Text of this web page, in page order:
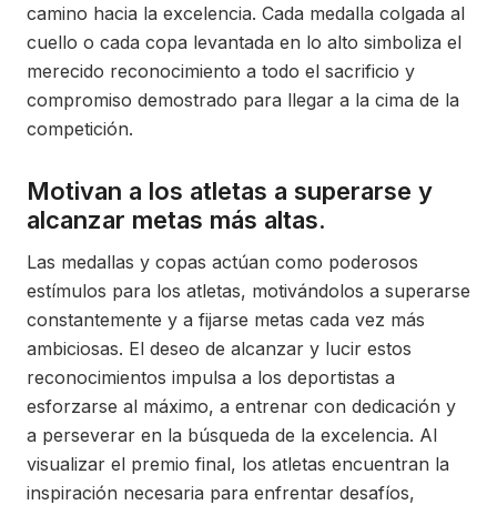
camino hacia la excelencia. Cada medalla colgada al
cuello o cada copa levantada en lo alto simboliza el
merecido reconocimiento a todo el sacrificio y
compromiso demostrado para llegar a la cima de la
competición.
Motivan a los atletas a superarse y
alcanzar metas más altas.
Las medallas y copas actúan como poderosos
estímulos para los atletas, motivándolos a superarse
constantemente y a fijarse metas cada vez más
ambiciosas. El deseo de alcanzar y lucir estos
reconocimientos impulsa a los deportistas a
esforzarse al máximo, a entrenar con dedicación y
a perseverar en la búsqueda de la excelencia. Al
visualizar el premio final, los atletas encuentran la
inspiración necesaria para enfrentar desafíos,